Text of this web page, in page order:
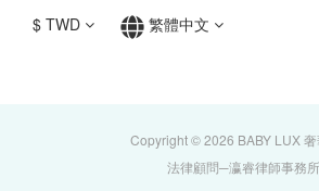
$ TWD 繁體中文
Copyright © 2026 BABY LUX 奢
法律顧問─瀛睿律師事務所